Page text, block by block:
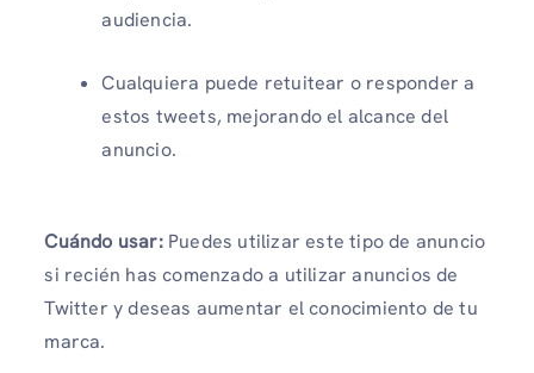
audiencia.
Cualquiera puede retuitear o responder a
estos tweets, mejorando el alcance del
anuncio.
Cuándo usar: Puedes utilizar este tipo de anuncio
si recién has comenzado a utilizar anuncios de
Twitter y deseas aumentar el conocimiento de tu
marca.